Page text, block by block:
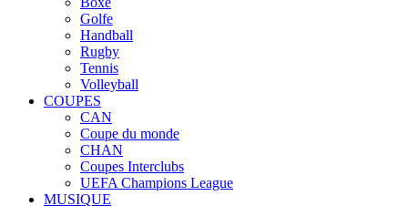
Golfe
Handball
Rugby
Tennis
Volleyball
COUPES
CAN
Coupe du monde
CHAN
Coupes Interclubs
UEFA Champions League
MUSIQUE